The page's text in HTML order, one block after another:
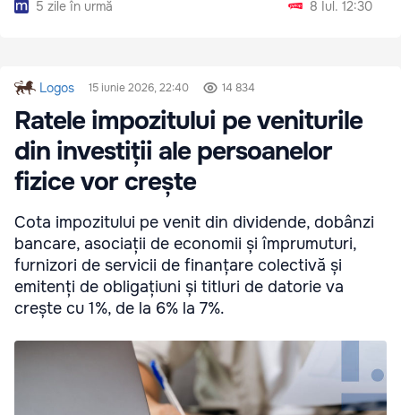
5 zile în urmă
8 Iul. 12:30
Logos 15 iunie 2026, 22:40 14 834
Ratele impozitului pe veniturile
din investiții ale persoanelor
fizice vor crește
Cota impozitului pe venit din dividende, dobânzi
bancare, asociații de economii și împrumuturi,
furnizori de servicii de finanțare colectivă și
emitenți de obligațiuni și titluri de datorie va
crește cu 1%, de la 6% la 7%.